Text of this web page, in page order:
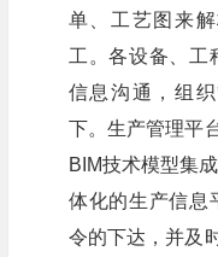
单、工艺图来
工。各设备、工
信息沟通，组
下。生产管理平
BIM技术模型集
体化的生产信息
令的下达，并及